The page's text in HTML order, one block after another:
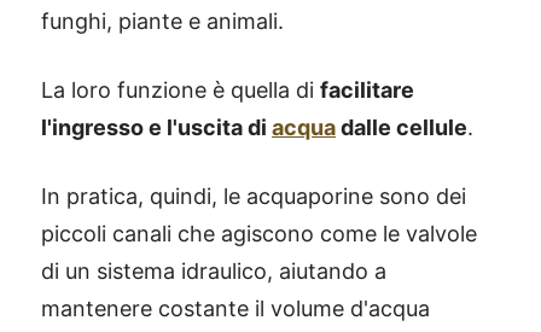
funghi, piante e animali.
La loro funzione è quella di facilitare
l'ingresso e l'uscita di acquadalle cellule.
In pratica, quindi, le acquaporine sono dei
piccoli canali che agiscono come le valvole
di un sistema idraulico, aiutando a
mantenere costante il volume d'acqua